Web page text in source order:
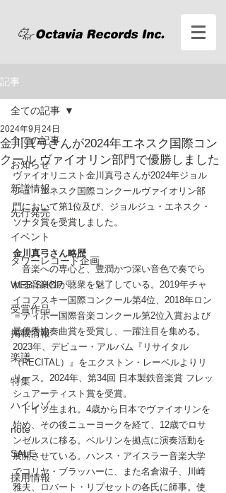
記事
全ての記事
お知らせ
新譜情報
先行発売
イベント
タワーレコード企画
WEB SHOP
受賞作品
掲載情報
楽譜
特集
ハイレゾ
note
SALE
採用情報
全ての記事
金川真弓さんが2024年エネスク国際コン
クール ヴァイオリン部門で優勝しました
2024年9月24日
ヴァイオリニスト金川真弓さんが2024年ジョル
ジュ・エネスク国際コンクールヴァイオリン部
門において第1位及び、ジョルジュ・エネスク・
ソナタ賞を受賞しました。
金川真弓さん略歴
音楽への専心と、豊潤かつ深い音色で奏でら
れる音楽性が聴衆を魅了している。2019年チャ
イコフスキー国際コンクール第4位、2018年ロン
＝ティボー国際音楽コンクール第2位入賞および
最優秀協奏曲賞を受賞し、一躍注目を集める。
2023年、デビュー・アルバム『リサイタル
（RECITAL）』をエクストン・レーベルよりリ
リース。2024年、第34回 日本製鉄音楽賞 フレッ
シュアーティスト賞を受賞。
ドイツ生まれ。4歳から日本でヴァイオリンを
始め、その後ニューヨークを経て、12歳でロサ
ンゼルスに移る。ベルリンを拠点に演奏活動を
展開させている。ハンス・アイスラー音楽大学
でコリヤ・ブラッハーに、また名倉淑子、川崎
雅夫、ロバート・リプセットの各氏に師事。使